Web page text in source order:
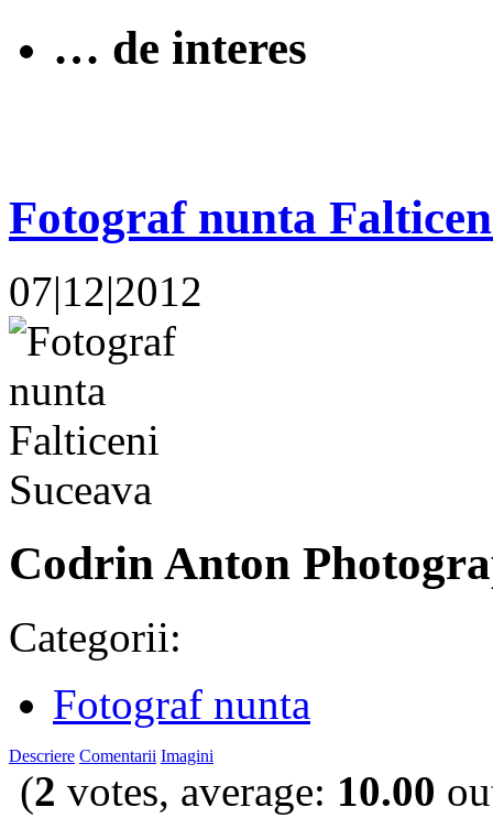
… de interes
Fotograf nunta
07|12|2012
Codrin Anton
Categorii:
Fotograf nunta
Descriere Comentarii Imagini
(2 votes, average: 10.00